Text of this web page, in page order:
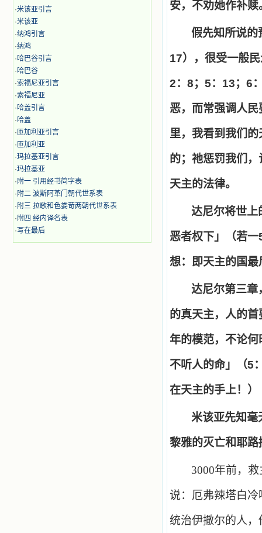
·米该亚引言
·米该亚
·纳鸿引言
·纳鸿
·哈巴谷引言
·哈巴谷
·索福尼亚引言
·索福尼亚
·哈盖引言
·哈盖
· 匝加利亚引言
· 匝加利亚
·玛拉基亚引言
·玛拉基亚
· 附一 引用经书简字表
· 附二 波斯阿革门朝代世系表
· 附三 拉歌和色娄苛两朝代世系表
· 附四 经内译名表
·写在最后
安，不劝她作补
假先知所说的
17），很受一般
2： 8； 5： 13； 6
恶，而常强调人
里，我看到我们
的；祂惩罚我们
天主的法律。
达尼尔将世上
恶者权下」（若一
想：即天主的国
达尼尔第三章
的真天主，人的
年的模范，不论
不听人的命」（5
在天主的手上！）
米该亚先知毫
黎雅的灭亡和耶
3000年前，
说：厄弗辣塔白
统治伊撒尔的人